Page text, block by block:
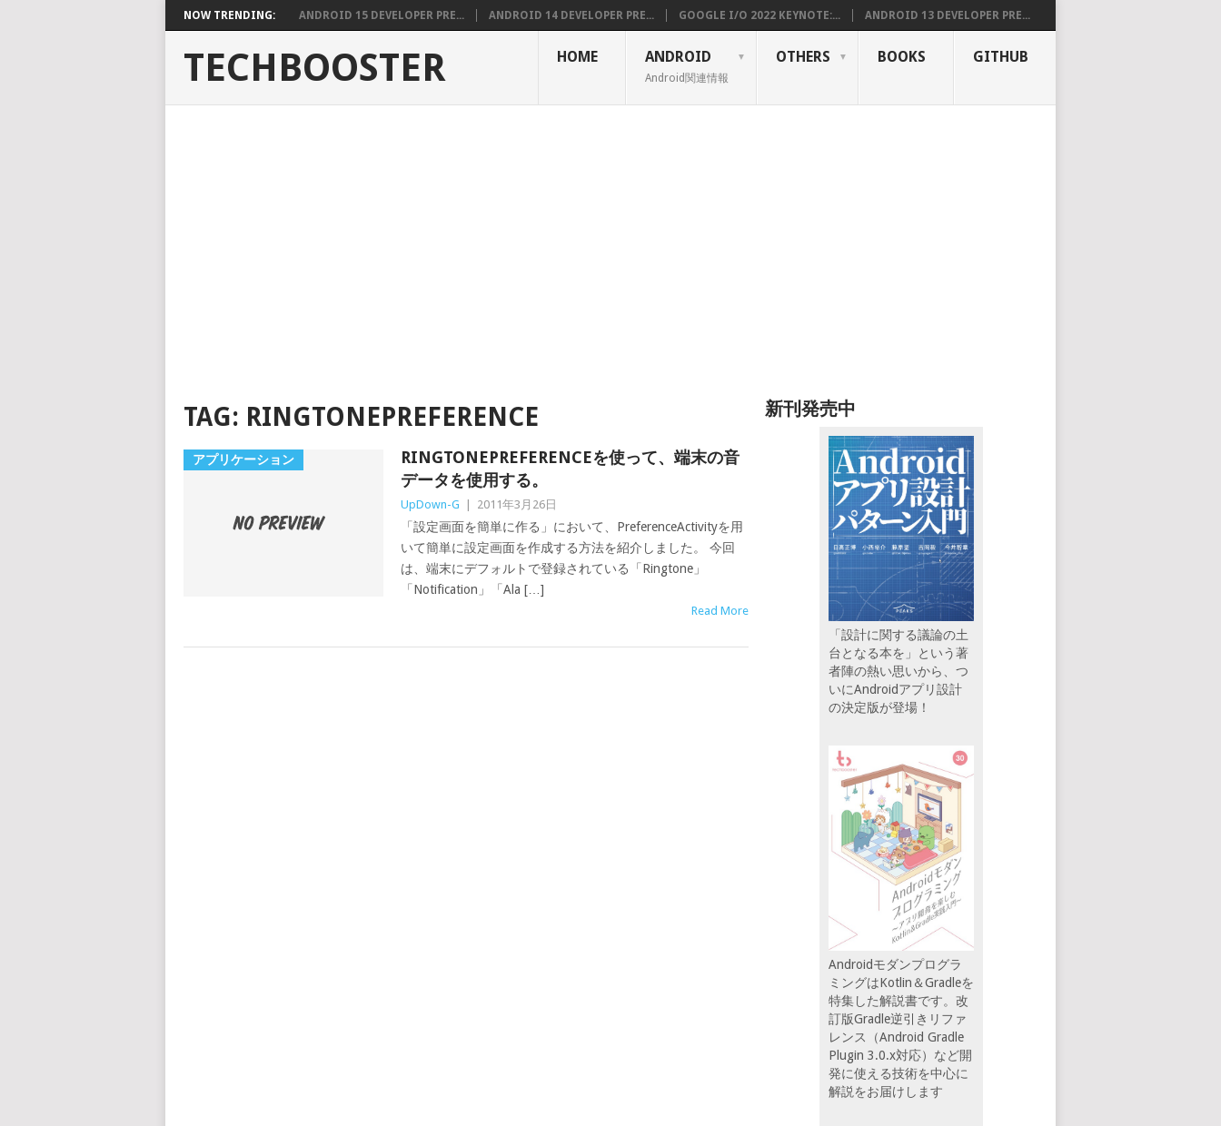
NOW TRENDING: ANDROID 15 DEVELOPER PRE... ANDROID 14 DEVELOPER PRE... GOOGLE I/O 2022 KEYNOTE:... ANDROID 13 DEVELOPER PRE...
TECHBOOSTER HOME ANDROID
Android関連情報
OTHERS BOOKS GITHUB
TAG: RINGTONEPREFERENCE
アプリケーション
RINGTONEPREFERENCEを使って、端末の音
データを使用する。
UpDown-G 2011年3月26日
「設定画面を簡単に作る」において、PreferenceActivityを用
いて簡単に設定画面を作成する方法を紹介しました。 今回
は、端末にデフォルトで登録されている「Ringtone」
「Notification」「Ala […]
Read More
新刊発売中
「設計に関する議論の土
台となる本を」という著
者陣の熱い思いから、つ
いにAndroidアプリ設計
の決定版が登場！
Androidモダンプログラ
ミングはKotlin＆Gradleを
特集した解説書です。改
訂版Gradle逆引きリファ
レンス（Android Gradle
Plugin 3.0.x対応）など開
発に使える技術を中心に
解説をお届けします